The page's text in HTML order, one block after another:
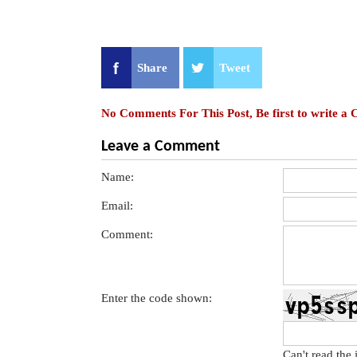
Share Tweet
No Comments For This Post, Be first to write a
Leave a Comment
Name:
Email:
Comment:
Enter the code shown: